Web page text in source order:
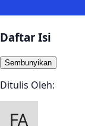
Daftar Isi
Sembunyikan
Ditulis Oleh: